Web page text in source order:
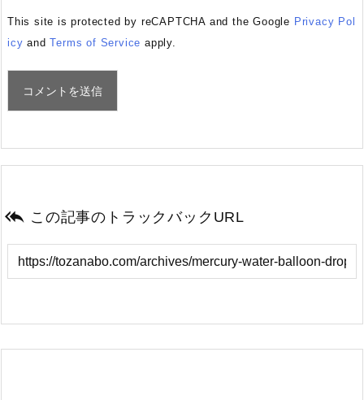
This site is protected by reCAPTCHA and the Google Privacy Pol
icy andTerms of Service apply.
 この記事のトラックバックURL